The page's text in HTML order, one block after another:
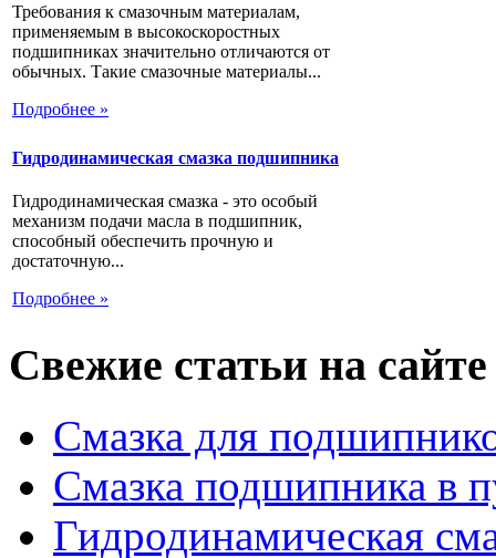
Требования к смазочным материалам,
применяемым в высокоскоростных
подшипниках значительно отличаются от
обычных. Такие смазочные материалы...
Подробнее »
Гидродинамическая смазка подшипника
Гидродинамическая смазка - это особый
механизм подачи масла в подшипник,
способный обеспечить прочную и
достаточную...
Подробнее »
Свежие статьи на сайте
Смазка для
Смазка подшипника в
Гидродинамическая